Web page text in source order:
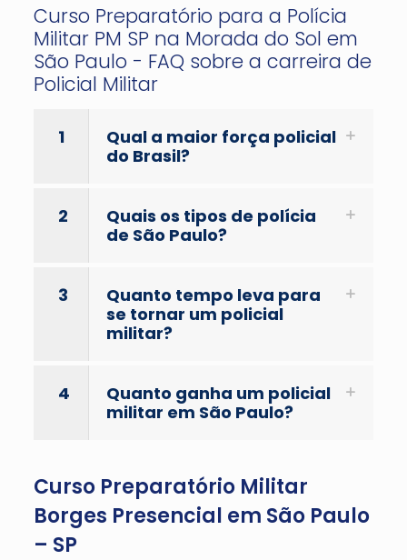
Curso Preparatório para a Polícia
Militar PM SP na Morada do Sol em
São Paulo - FAQ sobre a carreira de
Policial Militar
1
Qual a maior força policial
do Brasil?
2
Quais os tipos de polícia
de São Paulo?
3
Quanto tempo leva para
se tornar um policial
militar?
4
Quanto ganha um policial
militar em São Paulo?
Curso Preparatório Militar
Borges Presencial em São Paulo
– SP